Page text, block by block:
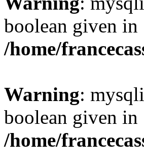
boolean given in
/home/
Warning:
boolean given in
/home/